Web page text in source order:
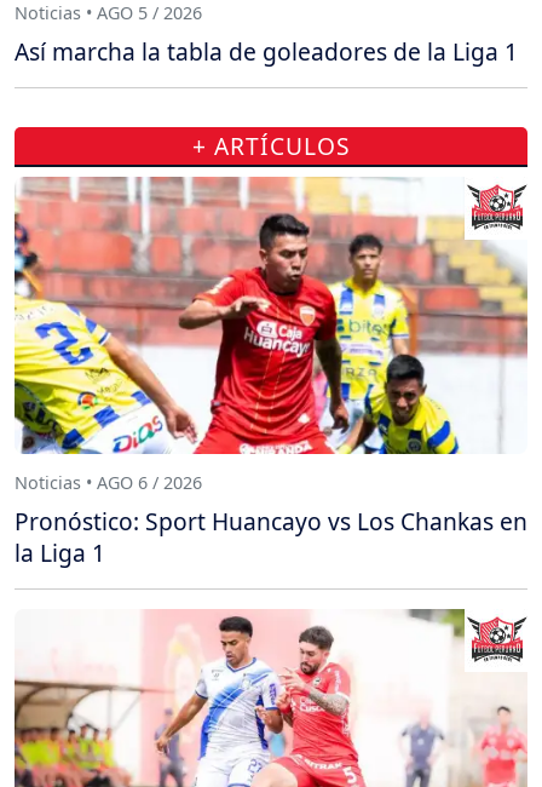
Noticias • AGO 5 / 2026
Así marcha la tabla de goleadores de la Liga 1
+ ARTÍCULOS
Noticias • AGO 6 / 2026
Pronóstico: Sport Huancayo vs Los Chankas en
la Liga 1